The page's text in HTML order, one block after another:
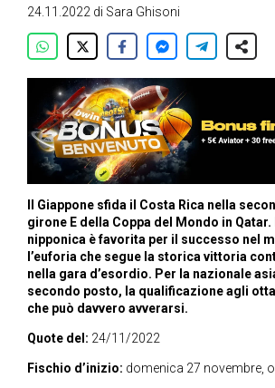
24.11.2022 di Sara Ghisoni
Il Giappone sfida il Costa Rica nella
girone E della Coppa del Mondo in
nipponica è favorita per il successo nel
l’euforia che segue la storica vittoria
nella gara d’esordio. Per la nazionale
secondo posto, la qualificazione agli
che può davvero avverarsi.
Quote del: 24/11/2022
Fischio d’inizio: domenica 27 novembre,